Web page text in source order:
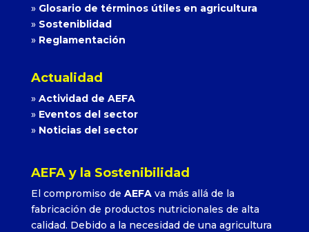
» Glosario de términos útiles en agricultura
» Sosteniblidad
» Reglamentación
Actualidad
» Actividad de AEFA
» Eventos del sector
» Noticias del sector
AEFA y la Sostenibilidad
El compromiso de AEFAva más allá de la
fabricación de productos nutricionales de alta
calidad. Debido a la necesidad de una agricultura